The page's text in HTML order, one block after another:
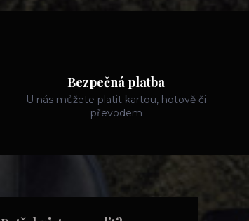
Bezpečná platba
U nás můžete platit kartou, hotově či
převodem